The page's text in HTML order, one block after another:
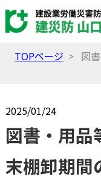
TOPページ > 図書
2025/01/24
図書・用品
末棚卸期間